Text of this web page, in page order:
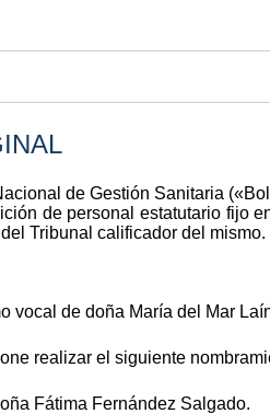
de Gestión Sanitaria
de personal estatutario fijo
Tribunal calificador del mismo.
vocal de doña María del Mar
realizar el siguiente
Fátima Fernández Salgado.